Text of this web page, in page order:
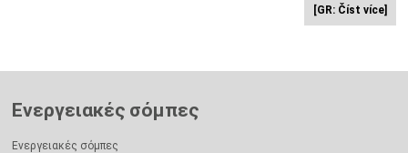
[GR: Číst více]
Ενεργειακές σόμπες
Ενεργειακές σόμπες